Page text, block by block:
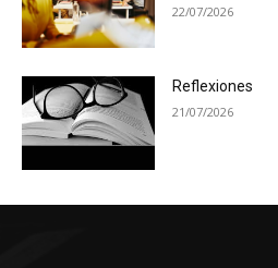
22/07/2026
Reflexiones
21/07/2026